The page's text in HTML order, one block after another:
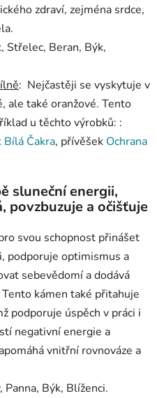
zdraví, zejména srdce,
Střelec, Beran, Býk,
: Nejčastěji se vyskytuje v
ale také oranžové. Tento
u těchto výrobků: :
Bílá Čakra, přívěšek Ochrana
sluneční energii,
povzbuzuje a očišťuje
svou schopnost přinášet
podporuje optimismus a
sebevědomí a dodává
kámen také přitahuje
podporuje úspěch v práci i
negativní energie a
vnitřní rovnováze a
Panna, Býk, Blíženci.